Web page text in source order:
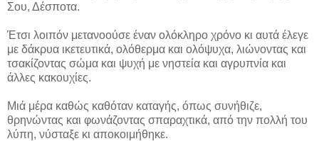
Σου, Δέσποτα.
Έτσι λοιπόν μετανοούσε έναν ολόκληρο χρόνο κι αυτά έλεγε
με δάκρυα ικετευτικά, ολόθερμα και ολόψυχα, λιώνοντας και
τσακίζοντας σώμα και ψυχή με νηστεία και αγρυπνία και
άλλες κακουχίες.
Μιά μέρα καθώς καθόταν καταγής, όπως συνήθιζε,
θρηνώντας και φωνάζοντας σπαραχτικά, από την πολλή του
λύπη, νύσταξε κι αποκοιμήθηκε.